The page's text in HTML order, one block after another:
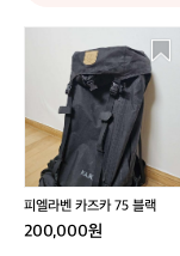
카
즈
카
7
5
블
피엘라벤 카즈카 75 블랙
200,000원